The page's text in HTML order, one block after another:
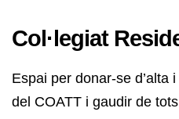
Col·legiat
Espai per donar-se d’alta
del COATT i gaudir de